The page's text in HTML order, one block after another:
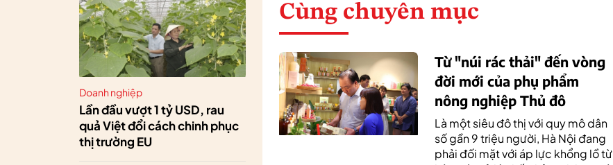
Doanh nghiệp
Lần đầu vượt 1 tỷ USD, rau
quả Việt đổi cách chinh phục
thị trường EU
Cùng chuyên mục
Từ "núi rác thải" đến vòng
đời mới của phụ phẩm
nông nghiệp Thủ đô
Là một siêu đô thị với quy mô dân
số gần 9 triệu người, Hà Nội đang
phải đối mặt với áp lực khổng lồ từ